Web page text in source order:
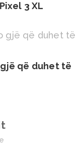
3 XL
gjë që duhet të